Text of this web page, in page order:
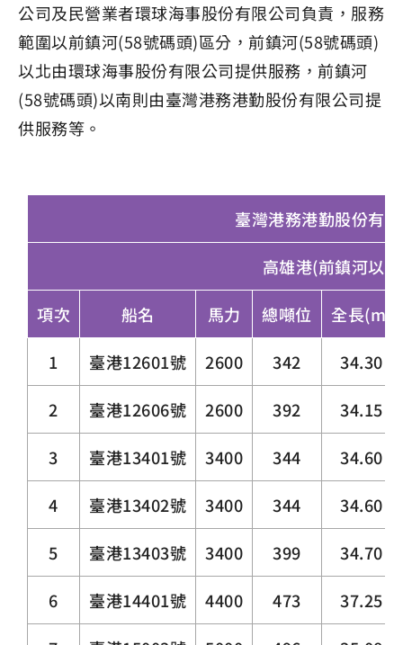
公司及民營業者環球海事股份有限公司負責，服務
範圍以前鎮河(58號碼頭)區分，前鎮河(58號碼頭)
以北由環球海事股份有限公司提供服務，前鎮河
(58號碼頭)以南則由臺灣港務港勤股份有限公司提
供服務等。
臺灣港務港勤股份有
高雄港(前鎮河以
項次 船名 馬力 總噸位 全長(m)
1 臺港12601號 2600 342 34.30
2 臺港12606號 2600 392 34.15
3 臺港13401號 3400 344 34.60
4 臺港13402號 3400 344 34.60
5 臺港13403號 3400 399 34.70
6 臺港14401號 4400 473 37.25